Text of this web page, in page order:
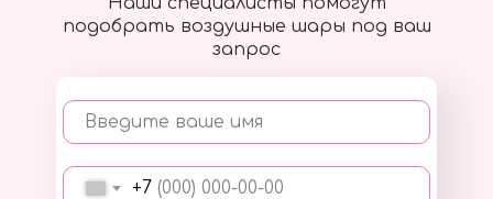
подобрать воздушные шары под ваш
запрос
Введите ваше имя
+7